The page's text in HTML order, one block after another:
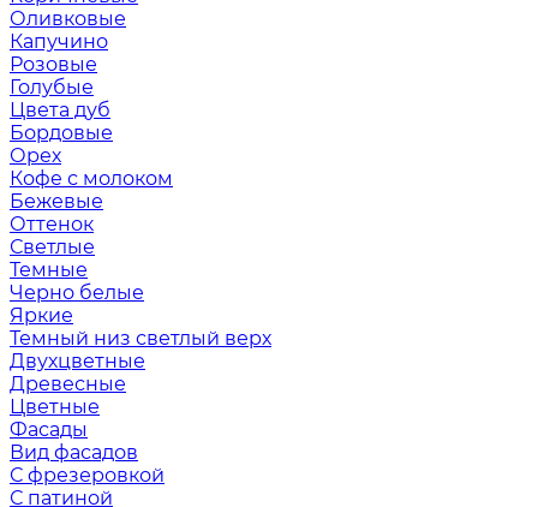
Оливковые
Капучино
Розовые
Голубые
Цвета дуб
Бордовые
Орех
Кофе с молоком
Бежевые
Оттенок
Светлые
Темные
Черно белые
Яркие
Темный низ светлый верх
Двухцветные
Древесные
Цветные
Фасады
Вид фасадов
С фрезеровкой
С патиной